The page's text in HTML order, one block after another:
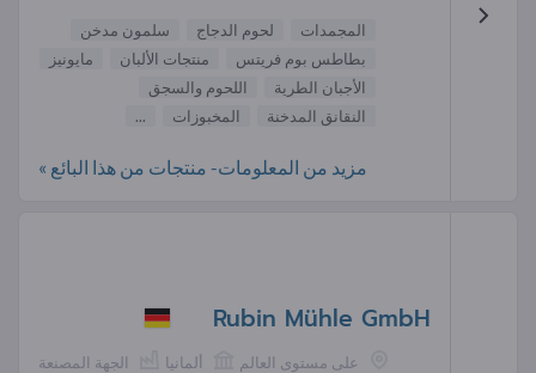
المجمدات لحوم الدجاج
سلمون مدخن
بطاطس بوم فريتس
منتجات الألبان
مايونيز
الأجبان الطرية
اللحوم والسجق
النقانق المدخنة
المخبوزات ...
مزيد من المعلومات- منتجات من هذا البائع »
Rubin Mühle GmbH
الجهة المصنعة ألمانيا على مستوى العالم